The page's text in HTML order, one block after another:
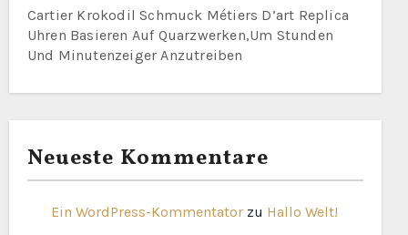
Cartier Krokodil Schmuck Métiers D’art Replica
Uhren Basieren Auf Quarzwerken,Um Stunden
Und Minutenzeiger Anzutreiben
Neueste Kommentare
Ein WordPress-Kommentatorzu Hallo Welt!